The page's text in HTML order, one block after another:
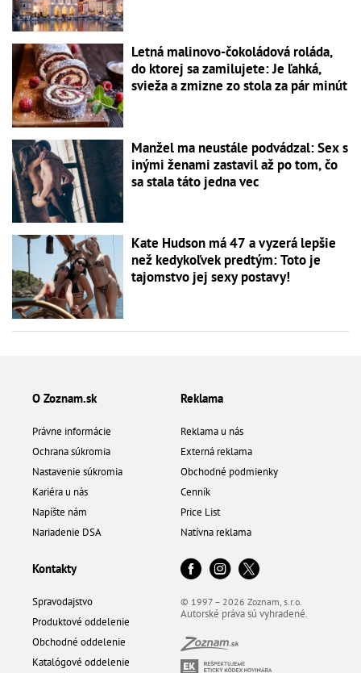
Letná malinovo-čokoládová roláda,
do ktorej sa zamilujete: Je ľahká,
svieža a zmizne zo stola za pár minút
Manžel ma neustále podvádzal: Sex s
inými ženami zastavil až po tom, čo
sa stala táto jedna vec
Kate Hudson má 47 a vyzerá lepšie
než kedykoľvek predtým: Toto je
tajomstvo jej sexy postavy!
O Zoznam.sk
Právne informácie
Ochrana súkromia
Nastavenie súkromia
Kariéra u nás
Napíšte nám
Nariadenie DSA
Reklama
Reklama u nás
Externá reklama
Obchodné podmienky
Cenník
Price List
Natívna reklama
Kontakty
Spravodajstvo
Produktové oddelenie
Obchodné oddelenie
Katalógové oddelenie
© 1997 – 2026 Zoznam, s.r.o.
Autorské práva sú vyhradené.